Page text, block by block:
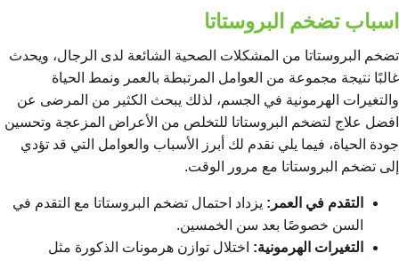
اسباب تضخم البروستاتا
تضخم البروستاتا من المشكلات الصحية الشائعة لدى الرجال، ويحدث
غالبًا نتيجة مجموعة من العوامل المرتبطة بالعمر ونمط الحياة
والتغيرات الهرمونية في الجسم، لذلك يبحث الكثير من المرضى عن
افضل علاج لتضخم البروستاتا للتخلص من الأعراض المزعجة وتحسين
جودة الحياة، فيما يلي نقدم لك أبرز الأسباب والعوامل التي قد تؤدي
إلى تضخم البروستاتا مع مرور الوقت.
التقدم في العمر: يزداد احتمال تضخم البروستاتا مع التقدم في
السن خصوصًا بعد سن الخمسين.
التغيرات الهرمونية: اختلال توازن هرمونات الذكورة مثل